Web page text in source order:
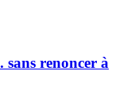
renoncer à